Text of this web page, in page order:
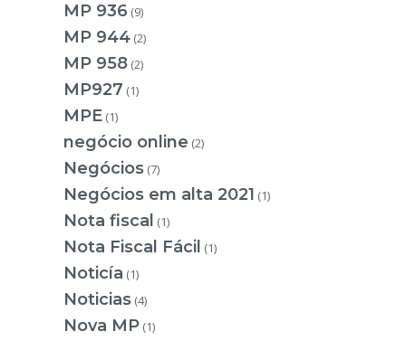
MP 936 (9)
MP 944 (2)
MP 958 (2)
MP927 (1)
MPE (1)
negócio online (2)
Negócios (7)
Negócios em alta 2021 (1)
Nota fiscal (1)
Nota Fiscal Fácil (1)
Noticía (1)
Noticias (4)
Nova MP (1)